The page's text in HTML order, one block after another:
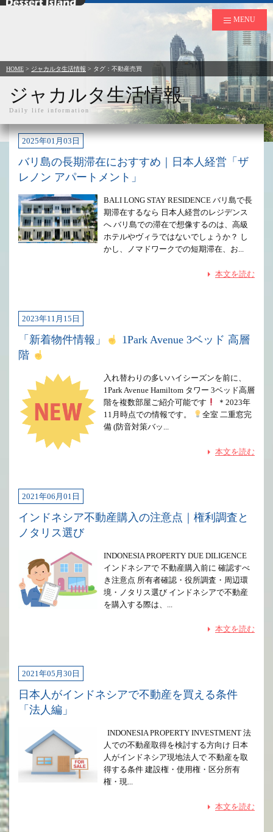
デザートアイランド
MENU
HOME > ジャカルタ生活情報 > タグ：不動産売買
ジャカルタ生活情報
Daily life information
2025年01月03日
バリ島の長期滞在におすすめ｜日本人経営「ザ
レノン アパートメント」
BALI LONG STAY RESIDENCE バリ島で長
期滞在するなら 日本人経営のレジデンス
へ バリ島での滞在で想像するのは、高級
ホテルやヴィラではないでしょうか？ し
かし、ノマドワークでの短期滞在、お...
本文を読む
2023年11月15日
「新着物件情報」
1Park Avenue 3ベッド 高層
階
入れ替わりの多いハイシーズンを前に、
1Park Avenue Hamiltom タワー 3ベッド高層
階を複数部屋ご紹介可能です
＊2023年
11月時点での情報です。
全室 二重窓完
備 (防音対策バッ...
本文を読む
2021年06月01日
インドネシア不動産購入の注意点｜権利調査と
ノタリス選び
INDONESIA PROPERTY DUE DILIGENCE
インドネシアで 不動産購入前に 確認すべ
き注意点 所有者確認・役所調査・周辺環
境・ノタリス選び インドネシアで不動産
を購入する際は、...
本文を読む
2021年05月30日
日本人がインドネシアで不動産を買える条件
「法人編」
INDONESIA PROPERTY INVESTMENT 法
人での不動産取得を検討する方向け 日本
人がインドネシア現地法人で 不動産を取
得する条件 建設権・使用権・区分所有
権・現...
本文を読む